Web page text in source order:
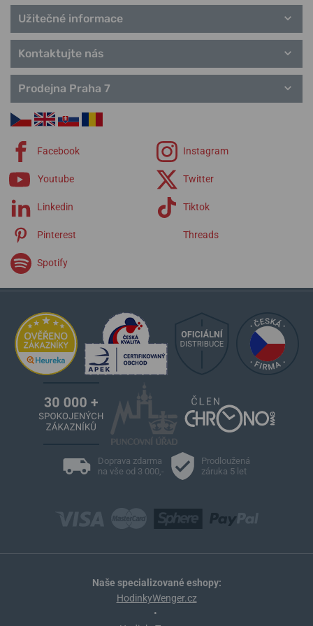
Užitečné informace
Kontaktujte nás
Prodejna Praha 7
Facebook Instagram
Youtube Twitter
Linkedin Tiktok
Pinterest Threads
Spotify
Doprava zdarma
na vše od 3 000,-
Prodloužená
záruka 5 let
Naše specializované eshopy:
HodinkyWenger.cz
•